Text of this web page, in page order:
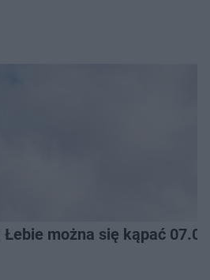
Łebie można się kąpać